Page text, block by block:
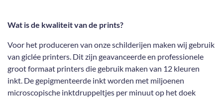
Wat is de kwaliteit van de prints?
Voor het produceren van onze schilderijen maken wij gebruik
van giclée printers. Dit zijn geavanceerde en professionele
groot formaat printers die gebruik maken van 12 kleuren
inkt. De gepigmenteerde inkt worden met miljoenen
microscopische inktdruppeltjes per minuut op het doek